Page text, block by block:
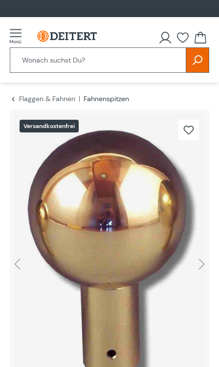
Flaggen & Fahnen
Fahnenspitzen
Versandkostenfrei